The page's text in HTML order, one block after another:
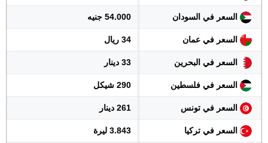
السعر في السودان 54.000 جنيه
السعر في عمان 34 ريال
السعر في البحرين 33 دينار
السعر في فلسطين 290 شيكل
السعر في تونس 261 دينار
السعر في تركيا 3.843 ليرة